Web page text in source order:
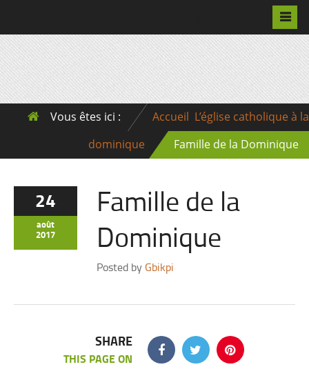
Vous êtes ici : Accueil L’église catholique à la
dominique
Famille de la Dominique
24
août
2017
Famille de la
Dominique
Posted by Gbikpi
SHARE
THIS PAGE ON